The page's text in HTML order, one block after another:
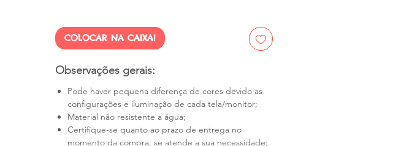
COLOCAR NA CAIXA!
Observações gerais:
Pode haver pequena diferença de cores devido as
configurações e iluminação de cada tela/monitor;
Material não resistente a água;
Certifique-se quanto ao prazo de entrega no
momento da compra, se atende a sua necessidade;